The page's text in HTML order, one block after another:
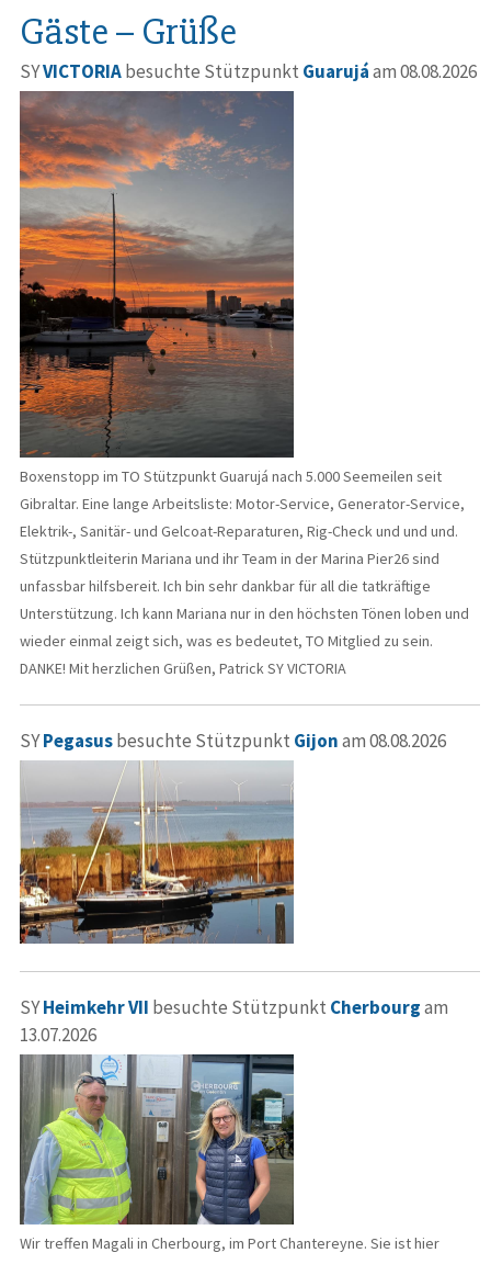
Gäste – Grüße
SYVICTORIAbesuchte Stützpunkt Guarujáam 08.08.2026
Boxenstopp im TO Stützpunkt Guarujá nach 5.000 Seemeilen seit
Gibraltar. Eine lange Arbeitsliste: Motor-Service, Generator-Service,
Elektrik-, Sanitär- und Gelcoat-Reparaturen, Rig-Check und und und.
Stützpunktleiterin Mariana und ihr Team in der Marina Pier26 sind
unfassbar hilfsbereit. Ich bin sehr dankbar für all die tatkräftige
Unterstützung. Ich kann Mariana nur in den höchsten Tönen loben und
wieder einmal zeigt sich, was es bedeutet, TO Mitglied zu sein.
DANKE! Mit herzlichen Grüßen, Patrick SY VICTORIA
SYPegasusbesuchte Stützpunkt Gijonam 08.08.2026
SYHeimkehr VII besuchte Stützpunkt Cherbourgam
13.07.2026
Wir treffen Magali in Cherbourg, im Port Chantereyne. Sie ist hier